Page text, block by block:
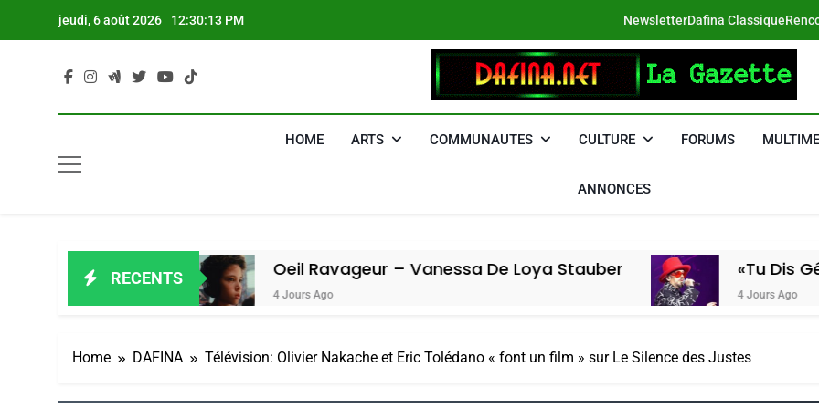
jeudi, 6 août 2026 12:30:14 PM NewsletterDafina Classique
DAFINA
HOME ARTS COMMUNAUTES CULTURE FORUMS
ANNONCES
RECENTSOeil Ravageur – Vanessa De Loya Stauber
4 Jours Ago
«Tu Dis Génocide,
4 Jours Ago
Home DAFINA Télévision: Olivier Nakache et Eric Tolédano « font un film » sur Le Silence des Justes